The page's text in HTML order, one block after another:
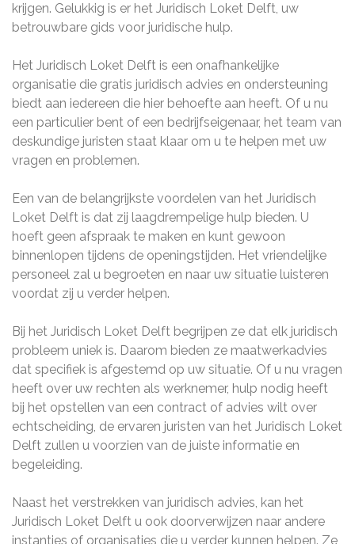
krijgen. Gelukkig is er het Juridisch Loket Delft, uw
betrouwbare gids voor juridische hulp.
Het Juridisch Loket Delft is een onafhankelijke
organisatie die gratis juridisch advies en ondersteuning
biedt aan iedereen die hier behoefte aan heeft. Of u nu
een particulier bent of een bedrijfseigenaar, het team van
deskundige juristen staat klaar om u te helpen met uw
vragen en problemen.
Een van de belangrijkste voordelen van het Juridisch
Loket Delft is dat zij laagdrempelige hulp bieden. U
hoeft geen afspraak te maken en kunt gewoon
binnenlopen tijdens de openingstijden. Het vriendelijke
personeel zal u begroeten en naar uw situatie luisteren
voordat zij u verder helpen.
Bij het Juridisch Loket Delft begrijpen ze dat elk juridisch
probleem uniek is. Daarom bieden ze maatwerkadvies
dat specifiek is afgestemd op uw situatie. Of u nu vragen
heeft over uw rechten als werknemer, hulp nodig heeft
bij het opstellen van een contract of advies wilt over
echtscheiding, de ervaren juristen van het Juridisch Loket
Delft zullen u voorzien van de juiste informatie en
begeleiding.
Naast het verstrekken van juridisch advies, kan het
Juridisch Loket Delft u ook doorverwijzen naar andere
instanties of organisaties die u verder kunnen helpen. Ze